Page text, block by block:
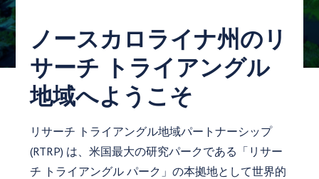
ノースカロライナ州のリ
サーチ トライアングル
地域へようこそ
リサーチ トライアングル地域パートナーシップ
(RTRP) は、米国最大の研究パークである「リサー
チ トライアングル パーク」の本拠地として世界的